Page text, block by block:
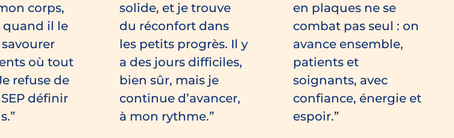
corps,
quand il le
où tout
refuse de
définir
solide, et je trouve
du réconfort dans
les petits progrès. Il y
a des jours difficiles,
bien sûr, mais je
continue d’avancer,
à mon rythme.
en plaques ne se
combat pas seul : on
avance ensemble,
patients et
soignants, avec
confiance, énergie et
espoir.